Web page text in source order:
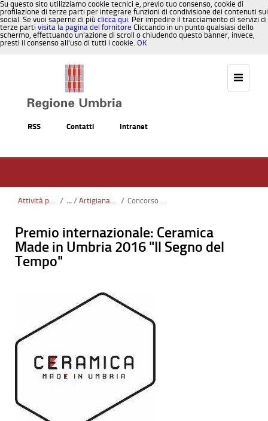
Su questo sito utilizziamo cookie tecnici e, previo tuo consenso, cookie di
profilazione di terze parti per integrare funzioni di condivisione dei contenuti sui
social. Se vuoi saperne di più clicca qui. Per impedire il tracciamento di servizi di
terze parti visita la pagina del fornitore Cliccando in un punto qualsiasi dello
schermo, effettuando un’azione di scroll o chiudendo questo banner, invece,
presti il consenso all’uso di tutti i cookie. OK
RSS Contatti Intranet
Attività produttive e imprese / Artigianato e cooperazione / Concorso Il segreto del tempo
Premio internazionale: Ceramica
Made in Umbria 2016 "Il Segno del
Tempo"